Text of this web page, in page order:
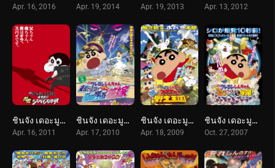
Apr. 16, 2016 Apr. 19, 2014 Apr. 19, 2013 Apr. 13, 2012
ชินจัง เดอะมูฟวี่ 19 ตอน พยัคฆ์ร้ายสายลับ (2011) Crayon Shin-chan: Fierceness That Invites Storm! Operation Golden Spy
Apr. 16, 2011
ชินจัง เดอะมูฟวี่ 18 ตอน ข้ามเวลามาป่วนโลก (2010) Crayon Shin-chan: Super-Dimension! The Storm Called My Bride
Apr. 17, 2010
ชินจัง เดอะมูฟวี่ 17 ตอน ผจญภัยอาณาจักรสัตว์คาซึคาเบะ (2009) Crayon Shin-chan: Roar! Kasukabe Animal Kingdom
Apr. 18, 2009
ชินจัง เดอะมูฟวี่ 15 ตอน สงครามเอเลี่ยนพันธุ์เพี้ยนถล่มโลก (2007) Crayon Shin-chan: Invoke a Storm! The Singing Buttocks Bomb
Oct. 27, 2007